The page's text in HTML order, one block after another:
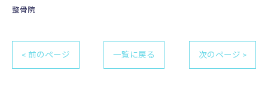
整骨院
< 前のページ 一覧に戻る 次のページ >